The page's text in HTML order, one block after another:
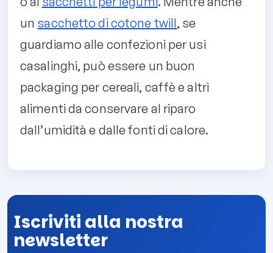
un sacchetto di cotone twill, se
guardiamo alle confezioni per usi
casalinghi, può essere un buon
packaging per cereali, caffè e altri
alimenti da conservare al riparo
dall’umidità e dalle fonti di calore.
Iscriviti alla nostra
newsletter